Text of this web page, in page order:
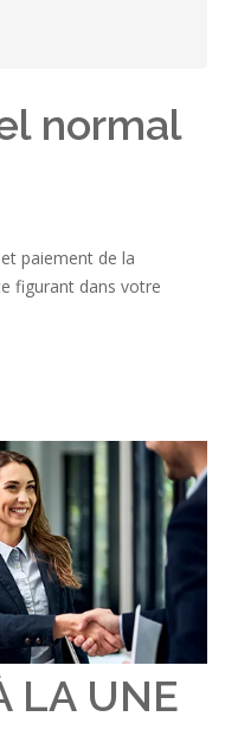
normal
paiement de la
figurant dans votre
LA UNE